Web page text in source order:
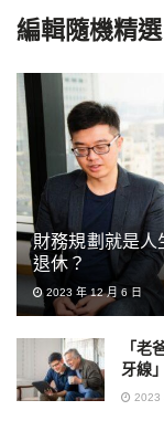
編輯隨機精選
財務規劃就是
退休？
2023 年 12 月 6 日
「老
牙線
2023